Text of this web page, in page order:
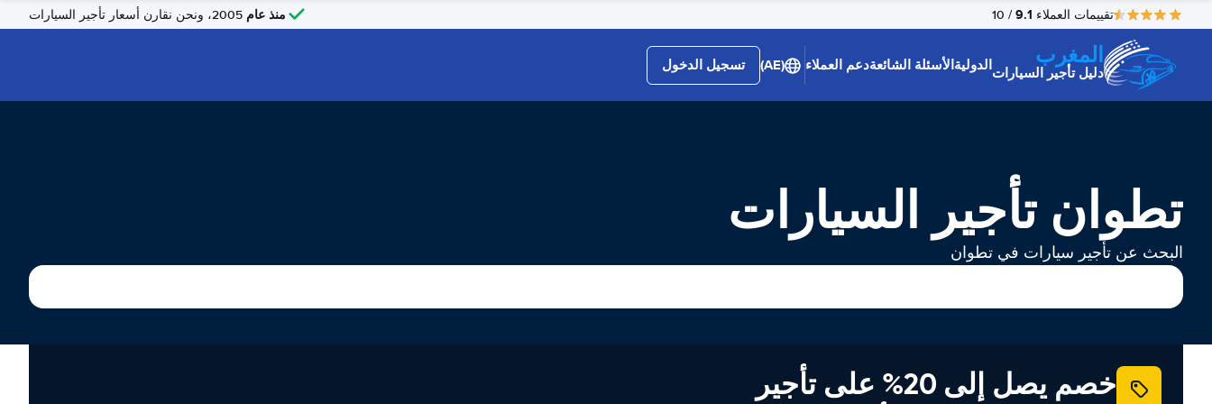
تقييمات العملاء 9.1
/ 10 منذ عام
المغرب
دليل تأجير السياراتالدوليةالأسئلة الشائعةدعم العملاء (AE) تسجيل الدخول
تطوان تأجير السيارات
البحث عن تأجير سيارات في تطوان
خصم يصل إلى 20% على تأجير